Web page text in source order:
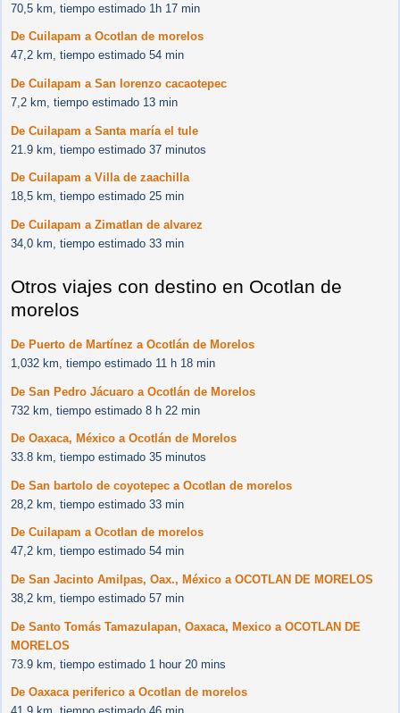
70,5 km, tiempo estimado 1h 17 min
De Cuilapam a Ocotlan de morelos
47,2 km, tiempo estimado 54 min
De Cuilapam a San lorenzo cacaotepec
7,2 km, tiempo estimado 13 min
De Cuilapam a Santa maría el tule
21.9 km, tiempo estimado 37 minutos
De Cuilapam a Villa de zaachilla
18,5 km, tiempo estimado 25 min
De Cuilapam a Zimatlan de alvarez
34,0 km, tiempo estimado 33 min
Otros viajes con destino en Ocotlan de
morelos
De Puerto de Martínez a Ocotlán de Morelos
1,032 km, tiempo estimado 11 h 18 min
De San Pedro Jácuaro a Ocotlán de Morelos
732 km, tiempo estimado 8 h 22 min
De Oaxaca, México a Ocotlán de Morelos
33.8 km, tiempo estimado 35 minutos
De San bartolo de coyotepec a Ocotlan de morelos
28,2 km, tiempo estimado 33 min
De Cuilapam a Ocotlan de morelos
47,2 km, tiempo estimado 54 min
De San Jacinto Amilpas, Oax., México a OCOTLAN DE MORELOS
38,2 km, tiempo estimado 57 min
De Santo Tomás Tamazulapan, Oaxaca, Mexico a OCOTLAN DE
MORELOS
73.9 km, tiempo estimado 1 hour 20 mins
De Oaxaca periferico a Ocotlan de morelos